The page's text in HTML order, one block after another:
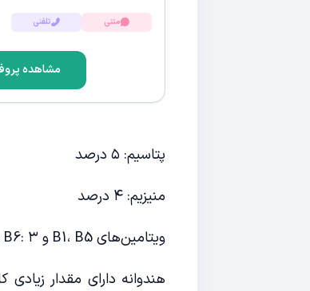
متنی تلفنی
مشاهده
پتاسیم: ۵ درصد
منیزیم: ۴ درصد
ویتامین‌های B1، B5 و B6: ۳ درصد
هندوانه دارای مقدار